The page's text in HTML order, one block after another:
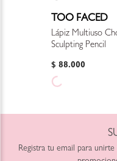
TOO FACED
Lápiz Multiuso
Sculpting Pencil
$ 88.000
Registra tu email para